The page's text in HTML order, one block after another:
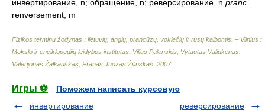
инвертирование, n; обращение, n; реверсирование, n pranc.
renversement, m
Fizikos terminų žodynas : lietuvių, anglų, prancūzų, vokiečių ir rusų kalbomis. – Vilnius :
Mokslo ir enciklopedijų leidybos institutas Vilius Palenskis, Vytautas Valiukėnas,
Valerijonas Žalkauskas, Pranas Juozas Žilinskas 2007.
Игры ⚽
Поможем написать курсовую
инвертирование
реверсирование